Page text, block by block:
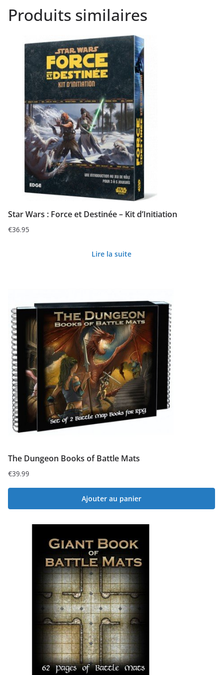
Produits similaires
Star Wars : Force et Destinée – Kit d’Initiation
€36.95
Lire la suite
The Dungeon Books of Battle Mats
€39.99
Ajouter au panier